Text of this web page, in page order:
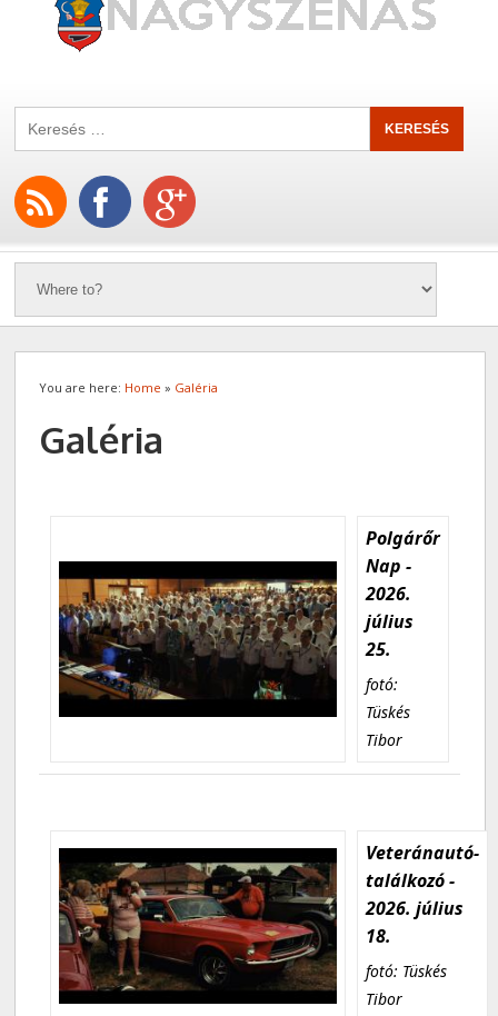
You are here: Home » Galéria
Galéria
Polgárőr
Nap -
2026.
július
25.
fotó:
Tüskés
Tibor
Veteránautó-
találkozó -
2026. július
18.
fotó: Tüskés
Tibor